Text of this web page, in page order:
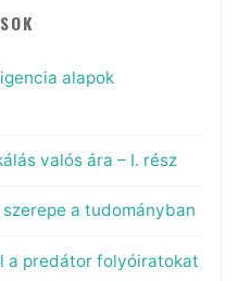
alapok
valós ára – I. rész
a tudományban
a predátor folyóiratokat